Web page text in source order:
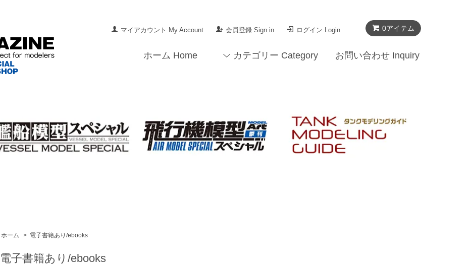
0アイテム
マイアカウント My Account 会員登録 Sign in ログイン Login
ホーム Home カテゴリー Category お問い合わせ Inquiry
ホーム > 電子書籍あり/ebooks
電子書籍あり/ebooks